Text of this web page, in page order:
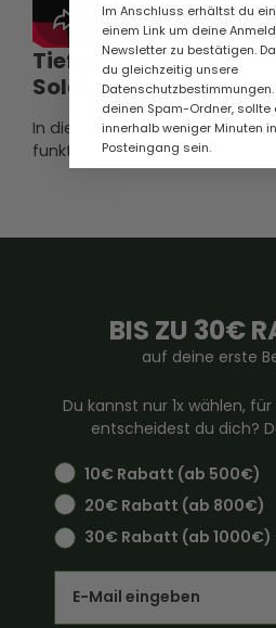
Tiefgründige
Solarmodule
In diesem Video zeigen wir
funktionieren!
BIS ZU 30€
auf deine erste
Du kannst nur 1x wählen,
entscheidest du dich?
10€ Rabatt (ab 500€)
20€ Rabatt (ab 800€)
30€ Rabatt (ab 1000€)
Im Anschluss erhältst du
einem Link um deine
Newsletter zu bestätigen.
du gleichzeitig unsere
deinen Spam-Ordner, sollte
innerhalb weniger Minuten
Posteingang sein.